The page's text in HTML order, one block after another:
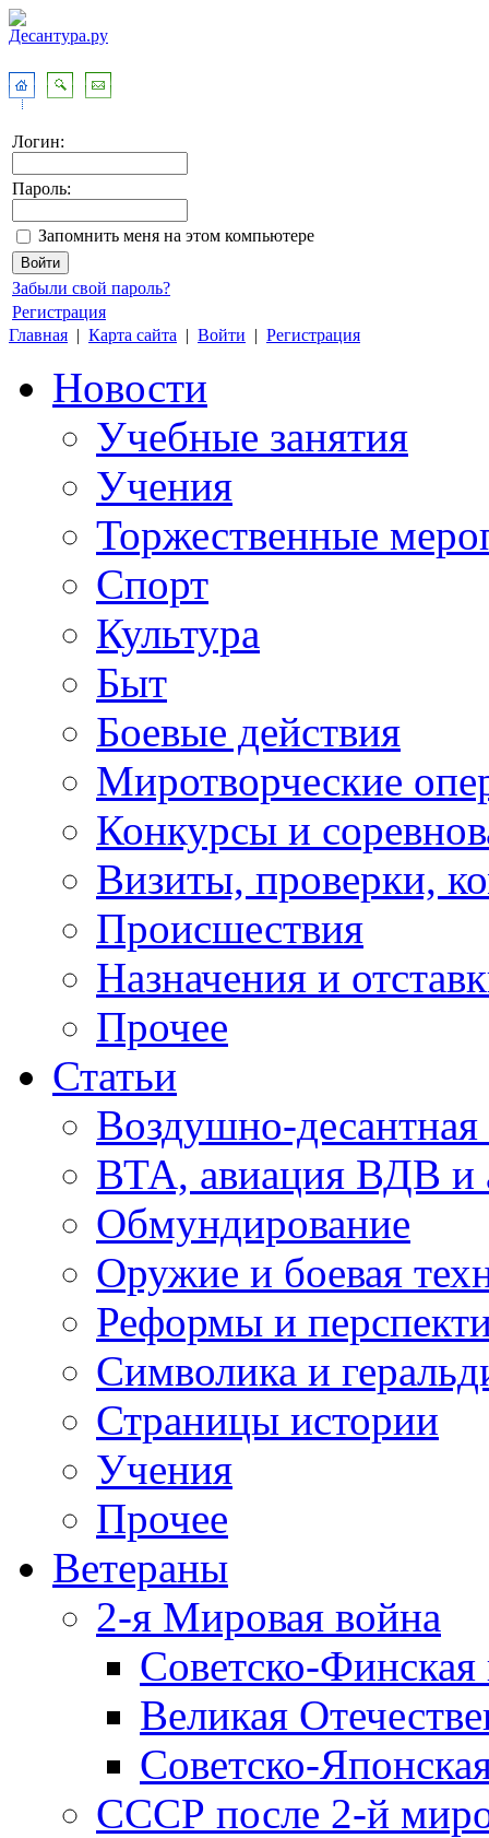
Логин:
Пароль:
Запомнить меня на этом компьютере
Забыли свой пароль?
Регистрация
Главная | Карта сайта | Войти | Регистрация
Новости
Учебные занятия
Учения
Торжественные
Спорт
Культура
Быт
Боевые действия
Миротворческие
Конкурсы и
Визиты, проверки,
Происшествия
Назначения и
Прочее
Статьи
Воздушно-десантная
ВТА, авиация ВДВ и
Обмундирование
Оружие и боевая
Реформы и
Символика и
Страницы истории
Учения
Прочее
Ветераны
2-я Мировая война
Советско-
Великая
Советско-
СССР после 2-й